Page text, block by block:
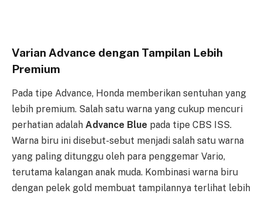
Varian Advance dengan Tampilan Lebih
Premium
Pada tipe Advance, Honda memberikan sentuhan yang
lebih premium. Salah satu warna yang cukup mencuri
perhatian adalah Advance Blue pada tipe CBS ISS.
Warna biru ini disebut-sebut menjadi salah satu warna
yang paling ditunggu oleh para penggemar Vario,
terutama kalangan anak muda. Kombinasi warna biru
dengan pelek gold membuat tampilannya terlihat lebih